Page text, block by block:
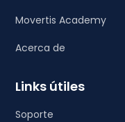
Movertis Academy
Acerca de
Links útiles
Soporte